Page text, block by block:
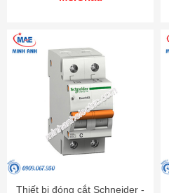
Thiết bị đóng cắt Schneider -